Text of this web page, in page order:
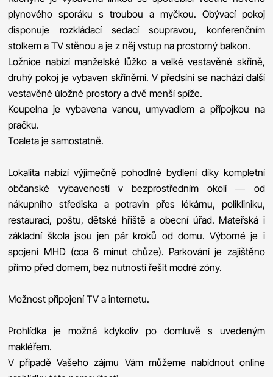
plynového sporáku s troubou a myčkou. Obývací pokoj
disponuje rozkládací sedací soupravou, konferenčním
stolkem a TV stěnou a je z něj vstup na prostorný balkon.
Ložnice nabízí manželské lůžko a velké vestavěné skříně,
druhý pokoj je vybaven skříněmi. V předsíni se nachází další
vestavěné úložné prostory a dvě menší spíže.
Koupelna je vybavena vanou, umyvadlem a přípojkou na
pračku.
Toaleta je samostatně.
Lokalita nabízí výjimečně pohodlné bydlení díky kompletní
občanské vybavenosti v bezprostředním okolí — od
nákupního střediska a potravin přes lékárnu, polikliniku,
restauraci, poštu, dětské hřiště a obecní úřad. Mateřská i
základní škola jsou jen pár kroků od domu. Výborné je i
spojení MHD (cca 6 minut chůze). Parkování je zajištěno
přímo před domem, bez nutnosti řešit modré zóny.
Možnost připojení TV a internetu.
Prohlídka je možná kdykoliv po domluvě s uvedeným
makléřem.
V případě Vašeho zájmu Vám můžeme nabídnout online